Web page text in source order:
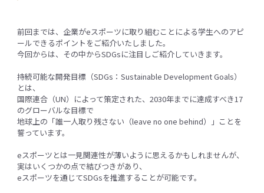
前回までは、企業がeスポーツに取り組むことによる学生へのアピ
ールできるポイントをご紹介いたしました。
今回からは、その中からSDGsに注目しご紹介していきます。
持続可能な開発目標（SDGs：Sustainable Development Goals）
とは、
国際連合（UN）によって策定された、2030年までに達成すべき17
のグローバルな目標で
地球上の「誰一人取り残さない（leave no one behind）」ことを
誓っています。
eスポーツとは一見関連性が薄いように思えるかもしれませんが、
実はいくつかの点で結びつきがあり、
eスポーツを通じてSDGsを推進することが可能です。